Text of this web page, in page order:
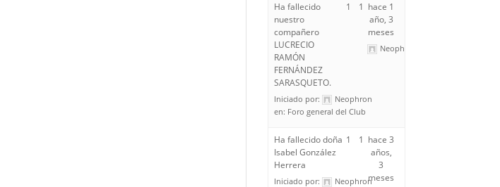
Ha fallecido
nuestro
compañero
LUCRECIO
RAMÓN
FERNÁNDEZ
SARASQUETO.
Iniciado por:
Neophron
en: Foro general del Club
1 1 hace 1
año, 3
meses
Neophron
Ha fallecido doña
Isabel González
Herrera
Iniciado por:
Neophron
1 1 hace 3
años,
3
meses